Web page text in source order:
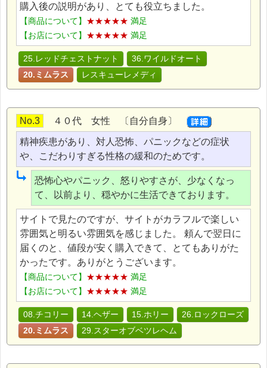
購入後の説明があり、とても役立ちました。
【商品について】 ★★★★★ 満足
【お店について】 ★★★★★ 満足
25.レッドチェストナット
36.ワイルドオート
20.ミムラス
レスキューレメディ
No.3 ４０代 女性 〔自分自身〕
精神疾患があり、対人恐怖、パニックなどの症状
や、こだわりすぎる性格の緩和のためです。
恐怖心やパニック、怒りやすさが、少なくなっ
て、以前より、穏やかに生活できております。
サイトで見たのですが、サイトがカラフルで楽しい
雰囲気と明るい雰囲気を感じました。 頼んで翌日に
届くのと、値段が安く購入できて、とてもありがた
かったです。ありがとうございます。
【商品について】 ★★★★★ 満足
【お店について】 ★★★★★ 満足
08.チコリー 14.ヘザー 15.ホリー
26.ロックローズ
20.ミムラス
29.スターオブベツレヘム